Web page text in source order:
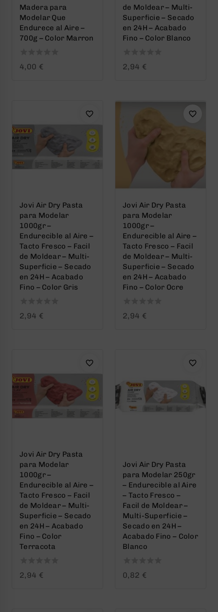
Madera para
Modelar Que
Endurece al Aire –
700g – Color Marron
0
4,00 €
de Moldear – Multi-
Superficie – Secado
en 24H – Acabado
Fino – Color Blanco
0
2,94 €
Jovi Air Dry Pasta
para Modelar
1000gr –
Endurecible al Aire –
Tacto Fresco – Facil
de Moldear – Multi-
Superficie – Secado
en 24H – Acabado
Fino – Color Gris
0
2,94 €
Jovi Air Dry Pasta
para Modelar
1000gr –
Endurecible al Aire –
Tacto Fresco – Facil
de Moldear – Multi-
Superficie – Secado
en 24H – Acabado
Fino – Color Ocre
0
2,94 €
Jovi Air Dry Pasta
para Modelar
1000gr –
Endurecible al Aire –
Tacto Fresco – Facil
de Moldear – Multi-
Superficie – Secado
en 24H – Acabado
Fino – Color
Terracota
0
2,94 €
Jovi Air Dry Pasta
para Modelar 250gr
– Endurecible al Aire
– Tacto Fresco –
Facil de Moldear –
Multi-Superficie –
Secado en 24H –
Acabado Fino – Color
Blanco
0
0,82 €